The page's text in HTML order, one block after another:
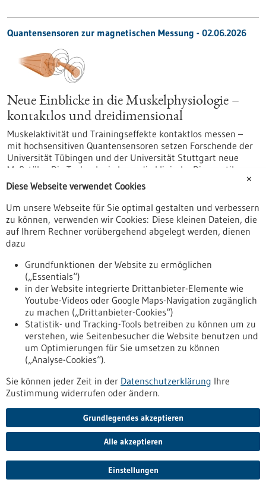
Quantensensoren zur magnetischen Messung - 02.06.2026
Neue Einblicke in die Muskelphysiologie –
kontaktlos und dreidimensional
Muskelaktivität und Trainingseffekte kontaktlos messen –
mit hochsensitiven Quantensensoren setzen Forschende der
Universität Tübingen und der Universität Stuttgart neue
Maßstäbe. Die Technologie kann die klinische Diagnostik,
Trainingssteuerung und neurowissenschaftliche Forschung
revolutionieren.
https://www.gesundheitsindustrie-
bw.de/fachbeitrag/aktuell/neue-einblicke-die-
muskelphysiologie-kontaktlos-und-dreidimensional
Pressemitteilung - 02.06.2026
Neuer Ansatz gegen therapiebedingte
Leukämien Schutzmechanismus gegen DNA-
Schäden durch Chemotherapien und
Bestrahlung entdeckt
Krebsbehandlungen verursachen in seltenen Fällen
schwerwiegende Spätfolgen. Dazu zählen sogenannte
wenn Chemo- oder Strahlentherapien das Erbgut gesunder
Zellen schädigen. Ein Forschungsteam unter Ulmer Leitung
hat nun einen molekularen Schutzmechanismus gegen
solche Genomschäden entdeckt: Ein Peptid.
https://www.gesundheitsindustrie-
bw.de/fachbeitrag/pm/neuer-ansatz-gegen-
therapiebedingte-leukaemien-schutzmechanismus-gegen-
dna-schaeden-durch-chemotherapien-und-bestrahlung-
entdeck
✕
Diese Webseite verwendet Cookies
Um unsere Webseite für Sie optimal gestalten und verbessern
zu können, verwenden wir Cookies: Diese kleinen Dateien, die
auf Ihrem Rechner vorübergehend abgelegt werden, dienen
dazu
Grundfunktionen der Website zu ermöglichen
(„Essentials“)
in der Website integrierte Drittanbieter-Elemente wie
Youtube-Videos oder Google Maps-Navigation zugänglich
zu machen („Drittanbieter-Cookies“)
Statistik- und Tracking-Tools betreiben zu können um zu
verstehen, wie Seitenbesucher die Website benutzen und
um Optimierungen für Sie umsetzen zu können
(„Analyse-Cookies“).
Sie können jeder Zeit in der Datenschutzerklärung Ihre
Zustimmung widerrufen oder ändern.
Grundlegendes akzeptieren
Alle akzeptieren
Einstellungen